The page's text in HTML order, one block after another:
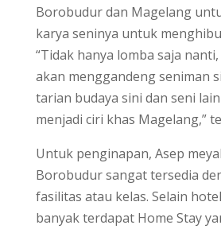
Borobudur dan Magelang
karya seninya untuk
“Tidak hanya lomba saja
akan menggandeng seniman
tarian budaya sini dan seni
menjadi ciri khas Magelang,”
Untuk penginapan, Asep
Borobudur sangat tersedia
fasilitas atau kelas. Selain
banyak terdapat Home Stay